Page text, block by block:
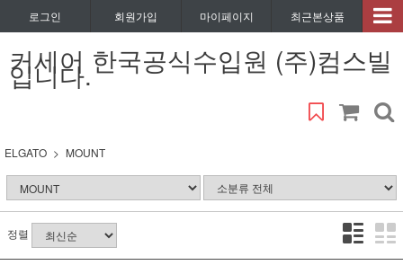
로그인 회원가입 마이페이지 최근본상품
커세어 한국공식수입원 (주)컴스빌
입니다.
ELGATO MOUNT
정렬